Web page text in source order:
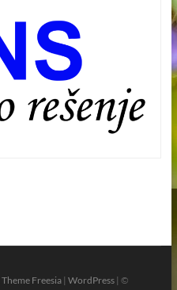
Theme Freesia| WordPress| ©